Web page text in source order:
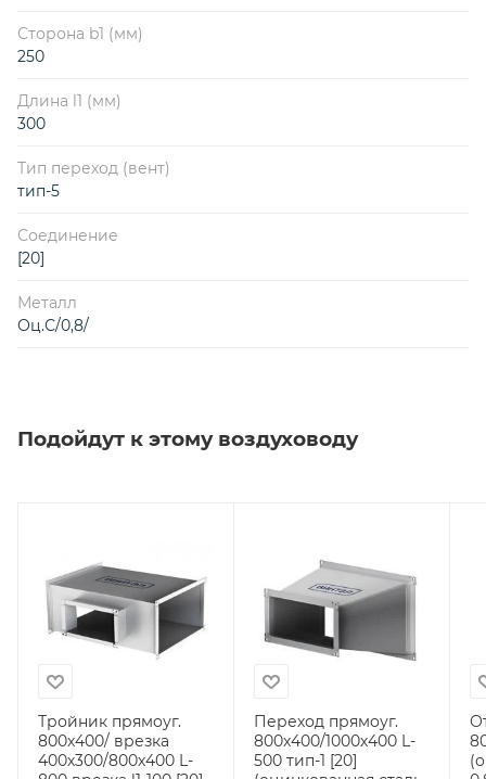
Сторона b1 (мм)
250
Длина l1 (мм)
300
Тип переход (вент)
тип-5
Соединение
[20]
Металл
Оц.С/0,8/
Подойдут к этому воздуховоду
Тройник прямоуг.
800х400/ врезка
400х300/800х400 L-
Переход прямоуг.
800х400/1000х400 L-
500 тип-1 [20]